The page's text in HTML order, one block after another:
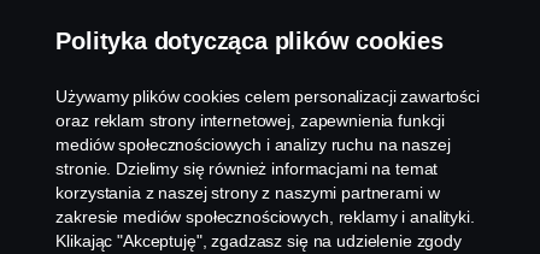
Polityka dotycząca plików cookies
Używamy plików cookies celem personalizacji zawartości
oraz reklam strony internetowej, zapewnienia funkcji
mediów społecznościowych i analizy ruchu na naszej
stronie. Dzielimy się również informacjami na temat
korzystania z naszej strony z naszymi partnerami w
zakresie mediów społecznościowych, reklamy i analityki.
Klikając "Akceptuję", zgadzasz się na udzielenie zgody